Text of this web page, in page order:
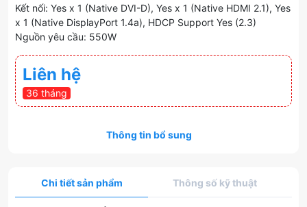
Kết nối: Yes x 1 (Native DVI-D), Yes x 1 (Native HDMI 2.1), Yes
x 1 (Native DisplayPort 1.4a), HDCP Support Yes (2.3)
Nguồn yêu cầu: 550W
Liên hệ
36 tháng
Thông tin bổ sung
Chi tiết sản phẩm Thông số kỹ thuật